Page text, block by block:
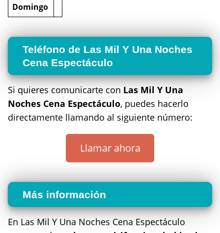
Domingo
Teléfono de Las Mil Y Una Noches
Cena Espectáculo
Si quieres comunicarte con Las Mil Y Una
Noches Cena Espectáculo, puedes hacerlo
directamente llamando al siguiente número:
Llamar ahora
Más información
En Las Mil Y Una Noches Cena Espectáculo